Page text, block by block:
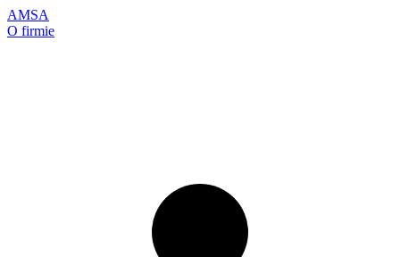
AMSA
O firmie